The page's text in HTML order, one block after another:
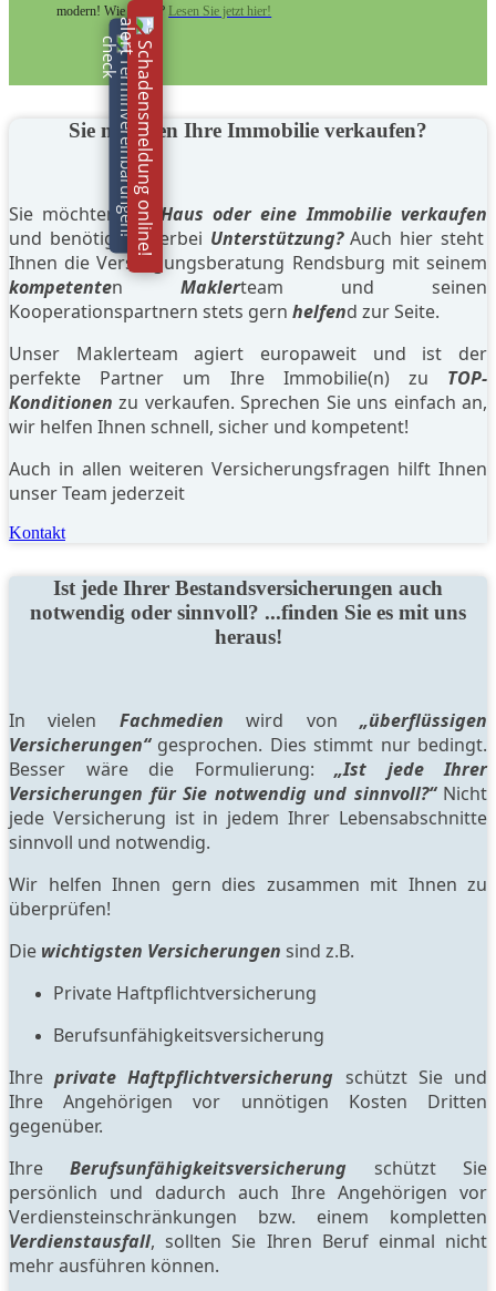
modern! Wie genau?Lesen Sie jetzt hier!
Terminvereinbarungen!Schadensmeldung online!
Sie möchten Ihre Immobilie verkaufen?
Sie möchten Ihr Haus oder eine Immobilie verkaufen
und benötigen hierbei Unterstützung?Auch hier steht
Ihnen die Versorgungsberatung Rendsburg mit seinem
kompetenten Maklerteam und seinen
Kooperationspartnern stets gern helfend zur Seite.
Unser Maklerteam agiert europaweit und ist der
perfekte Partner um Ihre Immobilie(n) zu TOP-
Konditionen zu verkaufen. Sprechen Sie uns einfach an,
wir helfen Ihnen schnell, sicher und kompetent!
Auch in allen weiteren Versicherungsfragen hilft Ihnen
unser Team jederzeit
Kontakt
Ist jede Ihrer Bestandsversicherungen auch
notwendig oder sinnvoll? ...finden Sie es mit uns
heraus!
In vielen Fachmedien wird von„überflüssigen
Versicherungen“gesprochen. Dies stimmt nur bedingt.
Besser wäre die Formulierung: „Ist jede Ihrer
Versicherungen für Sie notwendig und sinnvoll?“Nicht
jede Versicherung ist in jedem Ihrer Lebensabschnitte
sinnvoll und notwendig.
Wir helfen Ihnen gern dies zusammen mit Ihnen zu
überprüfen!
Die wichtigsten Versicherungen sind z.B.
Private Haftpflichtversicherung
Berufsunfähigkeitsversicherung
Ihreprivate Haftpflichtversicherung schützt Sie und
Ihre Angehörigen vor unnötigen Kosten Dritten
gegenüber.
IhreBerufsunfähigkeitsversicherung schützt Sie
persönlich und dadurch auch Ihre Angehörigen vor
Verdiensteinschränkungen bzw. einem kompletten
Verdienstausfall, sollten Sie Ihren Beruf einmal nicht
mehr ausführen können.